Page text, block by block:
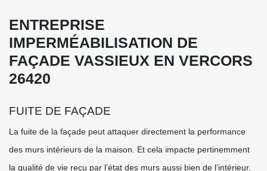
ENTREPRISE
IMPERMÉABILISATION DE
FAÇADE VASSIEUX EN VERCORS
26420
FUITE DE FAÇADE
La fuite de la façade peut attaquer directement la performance
des murs intérieurs de la maison. Et cela impacte pertinemment
la qualité de vie reçu par l’état des murs aussi bien de l’intérieur,